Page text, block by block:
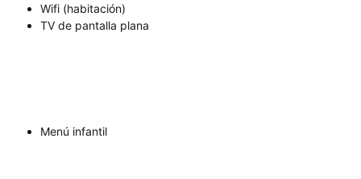
Wifi (habitación)
TV de pantalla plana
Menú infantil